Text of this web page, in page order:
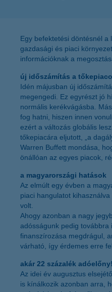
Egy befektetési döntésnél
gazdasági és piaci
információknak a
új időszámítás a
Idén májusban új
megengedi. Ez egyrészt jó
normális kerékvágásba.
fog hatni, hiszen innen
ezért a változás globális
tőkepiacára eljutott, „a
Warren Buffett mondása,
önállóan az egyes piacok,
a magyarországi hatások
Az elmúlt egy évben a
piaci hangulatot
volt.
Ahogy azonban a nagy
adósságunk pedig
finanszírozása megdrágul,
várható, így érdemes erre
akár 22 százalék adóelőny!
Az idei év augusztus
is kínálkozik azonban arra,